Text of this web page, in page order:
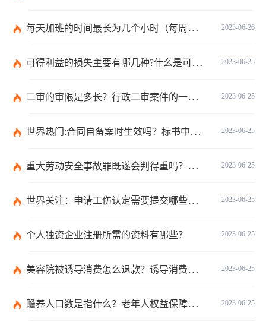
2023-06-26
每天加班的时间最长为几个小时（每周加班不能超过多少小时）
2023-06-25
可得利益的损失主要有哪几种?什么是可得利益？|天天速读
2023-06-25
二审的审限是多长？行政二审案件的一般处理规则是什么?
2023-06-25
世界热门:合同自备案时生效吗？标书中的合同需要全部放上去吗？
2023-06-25
重大劳动安全事故罪既遂会判得重吗？重大劳动安全事故罪与玩忽职守罪的界限是什么？_世界速看
2023-06-25
世界关注：申请工伤认定需要提交哪些材料？提出工伤认定申请依据是什么？
2023-06-25
个人独资企业注册所需的资料有哪些？
2023-06-25
美容院被诱导消费怎么退款？诱导消费多少钱可以立案？ 当前短讯
2023-06-25
赡养人口数是指什么？老年人权益保障法第十四条的内容是什么？